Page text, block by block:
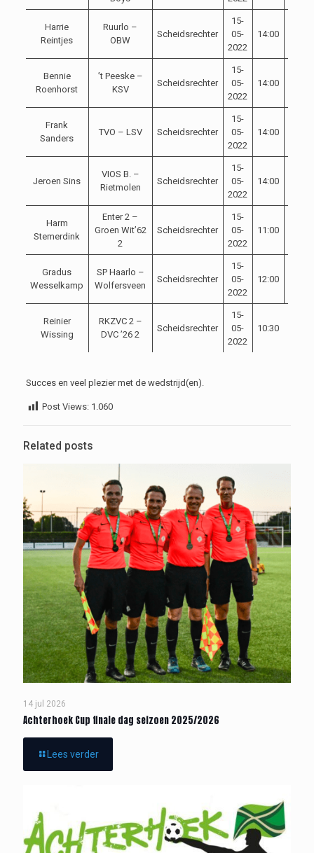
Harrie
Reintjes
Ruurlo –
OBW
Scheidsrechter
15-
05-
2022
14:00
Bennie
Roenhorst
’t Peeske –
KSV
Scheidsrechter
15-
05-
2022
14:00
Frank
Sanders
TVO – LSV Scheidsrechter
15-
05-
2022
14:00
Jeroen Sins
VIOS B. –
Rietmolen
Scheidsrechter
15-
05-
2022
14:00
Harm
Stemerdink
Enter 2 –
Groen Wit’62
2
Scheidsrechter
15-
05-
2022
11:00
Gradus
Wesselkamp
SP Haarlo –
Wolfersveen
Scheidsrechter
15-
05-
2022
12:00
Reinier
Wissing
RKZVC 2 –
DVC ’26 2
Scheidsrechter
15-
05-
2022
10:30
Succes en veel plezier met de wedstrijd(en).
Post Views: 1.060
Related posts
14 jul 2026
Achterhoek Cup finale dag seizoen 2025/2026
Lees verder